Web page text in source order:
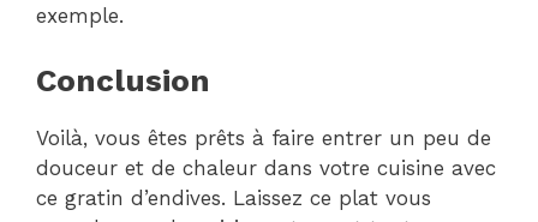
exemple.
Conclusion
Voilà, vous êtes prêts à faire entrer un peu de
douceur et de chaleur dans votre cuisine avec
ce gratin d’endives. Laissez ce plat vous